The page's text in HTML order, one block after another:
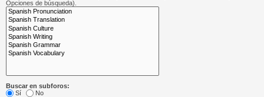
Opciones de búsqueda).
Buscar en subforos:
Sí
No